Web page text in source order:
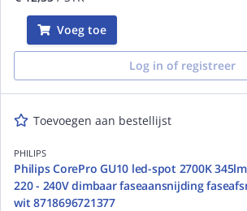
Voeg toe
Log in of registreer
Toevoegen aan bestellijst
PHILIPS
Philips CorePro GU10 led-spot 2700K
220 - 240V dimbaar faseaansnijding
wit 8718696721377